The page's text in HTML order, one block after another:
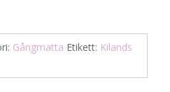
Gångmatta Etikett: Kilands